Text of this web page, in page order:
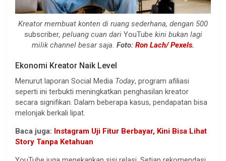
Kreator membuat konten di ruang sederhana, dengan 500
subscriber, peluang cuan dari YouTube kini bukan lagi
milik channel besar saja. Foto: Ron Lach/ Pexels.
Ekonomi Kreator Naik Level
Menurut laporan Social Media Today, program afiliasi
seperti ini terbukti meningkatkan penghasilan kreator
secara signifikan. Dalam beberapa kasus, pendapatan bisa
melonjak berkali lipat.
Baca juga: Instagram Uji Fitur Berbayar, Kini Bisa Lihat
Story Tanpa Ketahuan